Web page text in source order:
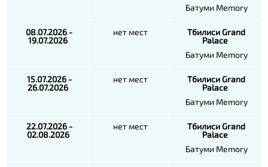
Батуми Memory
08.07.2026 -
19.07.2026
нет мест ТбилисиGrand
Palace
Батуми Memory
15.07.2026 -
26.07.2026
нет мест ТбилисиGrand
Palace
Батуми Memory
22.07.2026 -
02.08.2026
нет мест ТбилисиGrand
Palace
Батуми Memory